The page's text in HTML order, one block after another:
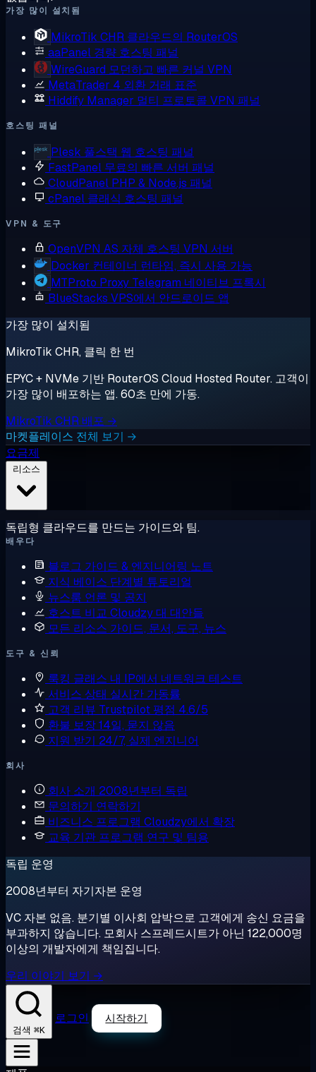
가장 많이 설치됨
MikroTik CHR 클라우드의 RouterOS
aaPanel 경량 호스팅 패널
WireGuard 모던하고 빠른 커널 VPN
MetaTrader 4 외환 거래 표준
Hiddify Manager 멀티 프로토콜 VPN 패널
호스팅 패널
Plesk 풀스택 웹 호스팅 패널
FastPanel 무료의 빠른 서버 패널
CloudPanel PHP & Node.js 패널
cPanel 클래식 호스팅 패널
VPN & 도구
OpenVPN AS 자체 호스팅 VPN 서버
Docker 컨테이너 런타임, 즉시 사용 가능
MTProto Proxy Telegram 네이티브 프록시
BlueStacks VPS에서 안드로이드 앱
가장 많이 설치됨
MikroTik CHR, 클릭 한 번
EPYC + NVMe 기반 RouterOS Cloud Hosted Router. 고객이
가장 많이 배포하는 앱. 60초 만에 가동.
MikroTik CHR 배포 →
마켓플레이스 전체 보기 →
요금제
독립형 클라우드를 만드는 가이드와 팀.
배우다
블로그 가이드 & 엔지니어링 노트
지식 베이스 단계별 튜토리얼
뉴스룸 언론 및 공지
호스트 비교 Cloudzy 대 대안들
모든 리소스 가이드, 문서, 도구, 뉴스
도구 & 신뢰
룩킹 글래스 내 IP에서 네트워크 테스트
서비스 상태 실시간 가동률
고객 리뷰 Trustpilot 평점 4.6/5
환불 보장14일, 묻지 않음
지원 받기 24/7, 실제 엔지니어
회사
회사 소개 2008년부터 독립
문의하기 연락하기
비즈니스 프로그램 Cloudzy에서 확장
교육 기관 프로그램 연구 및 팀용
독립 운영
2008년부터 자기자본 운영
VC 자본 없음. 분기별 이사회 압박으로 고객에게 송신 요금을
부과하지 않습니다. 모회사 스프레드시트가 아닌 122,000명
이상의 개발자에게 책임집니다.
우리 이야기 보기 →
검색 ⌘K
로그인 시작하기